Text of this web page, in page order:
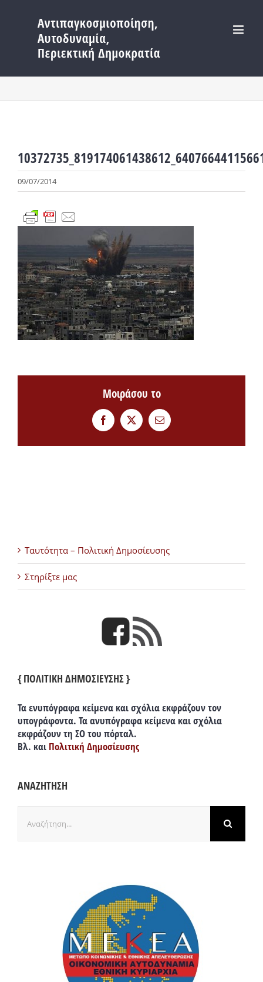
περιεχόμενο
09/07/2014
Μοιράσου το
FacebookTwitterEmail
Ταυτότητα – Πολιτική Δημοσίευσης
Στηρίξτε μας
{ ΠΟΛΙΤΙΚΗ ΔΗΜΟΣΙΕΥΣΗΣ }
Τα ενυπόγραφα κείμενα και σχόλια εκφράζουν τον
υπογράφοντα. Τα ανυπόγραφα κείμενα και σχόλια
εκφράζουν τη ΣΟ του πόρταλ.
Βλ. και Πολιτική Δημοσίευσης
ΑΝΑΖΗΤΗΣΗ
για: